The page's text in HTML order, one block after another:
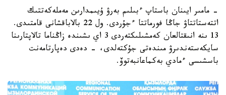
- مامىر ايىنان باستاپ ءبىلىم بەرۋ ۇيىمدارىن مەملەكەتتىك
اتتەستاتتاۋ جاڭا فورماتتا ءجۇردى. ول 22 بالاباقشانى قامتىدى.
13 ىنە انىقتالعان كەمشىلىكتەردى 3 اي ىشىندە زاڭناما تالاپتارىنا
سايكەستەندىرۋ مىندەتى جۇكتەلدى، - دەدى دەپارتامەنت
باسشىسى ءمادي بەكماعانبەتوۆ.